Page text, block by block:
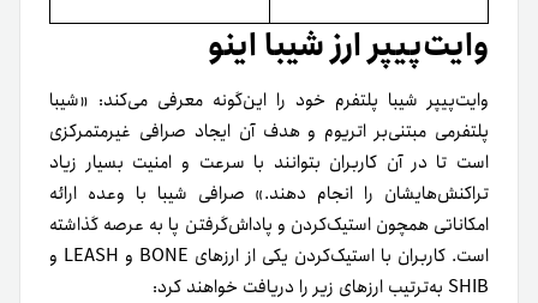
وایت‌پیپر ارز شیبا اینو
وایت‌پیپر شیبا پلتفرم خود را این‌گونه معرفی می‌کند: «شیبا
پلتفرمی مبتنی‌بر اتریوم و هدف آن ایجاد صرافی غیرمتمرکزی
است تا در آن کاربران بتوانند با سرعت و امنیت بسیار زیاد
تراکنش‌هایشان را انجام دهند.» صرافی شیبا با وعده ارائه
امکاناتی همچون استیک‌کردن و پاداش‌گرفتن پا به عرصه گذاشته
است. کاربران با استیک‌کردن یکی از ارزهای BONE و LEASH و
SHIB به‌ترتیب ارزهای زیر را دریافت خواهند کرد: